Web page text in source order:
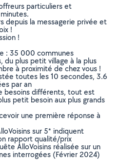
particuliers et
depuis la messagerie privée et
!
!
: 35 000 communes
du plus petit village à la plus
à proximité de chez vous !
toutes les 10 secondes, 3.6
par an
besoins différents, tout est
petit besoin aux plus grands
une première réponse à
sur 5* indiquent
rapport qualité/prix
AlloVoisins réalisée sur un
interrogées (Février 2024)